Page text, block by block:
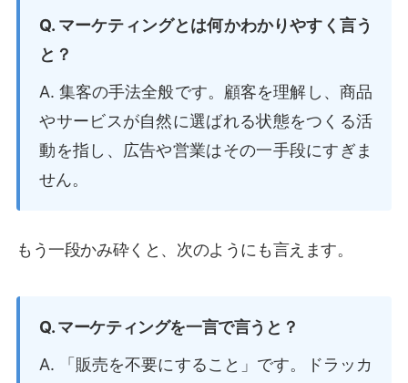
Q. マーケティングとは何かわかりやすく言う
と？
A. 集客の手法全般です。顧客を理解し、商品
やサービスが自然に選ばれる状態をつくる活
動を指し、広告や営業はその一手段にすぎま
せん。
もう一段かみ砕くと、次のようにも言えます。
Q. マーケティングを一言で言うと？
A. 「販売を不要にすること」です。ドラッカ